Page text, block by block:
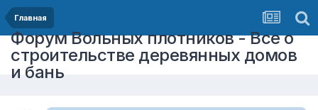
Главная
Форум Вольных плотников - Все о
строительстве деревянных домов
и бань